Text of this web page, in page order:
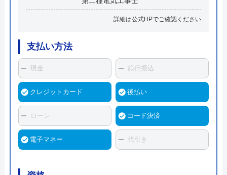
詳細は公式HPでご確認ください
支払い方法
現金 銀行振込
クレジットカード 後払い
ローン コード決済
電子マネー 代引き